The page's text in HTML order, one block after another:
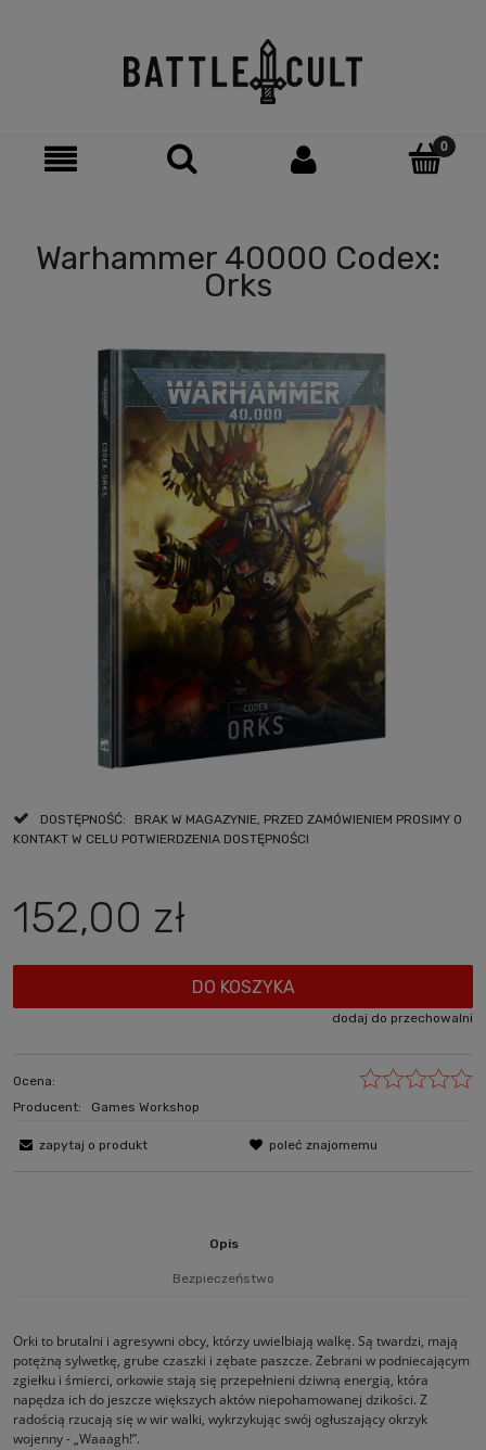
Warhammer 40000 Codex:
Orks
DOSTĘPNOŚĆ:
BRAK W MAGAZYNIE, PRZED ZAMÓWIENIEM PROSIMY O
KONTAKT W CELU POTWIERDZENIA DOSTĘPNOŚCI
152,00 zł
DO KOSZYKA
dodaj do przechowalni
Ocena:
Producent:
Games Workshop
zapytaj o produkt poleć znajomemu
Opis
Bezpieczeństwo
Orki to brutalni i agresywni obcy, którzy uwielbiają walkę. Są twardzi, mają
potężną sylwetkę, grube czaszki i zębate paszcze. Zebrani w podniecającym
zgiełku i śmierci, orkowie stają się przepełnieni dziwną energią, która
napędza ich do jeszcze większych aktów niepohamowanej dzikości. Z
radością rzucają się w wir walki, wykrzykując swój ogłuszający okrzyk
wojenny - „Waaagh!”.